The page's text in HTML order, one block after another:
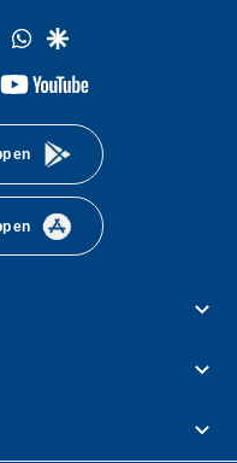
twitterwhatsapp
google
youtube-
en
en